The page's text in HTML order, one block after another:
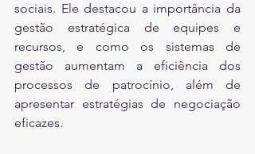
sociais. Ele destacou a importância da
gestão estratégica de equipes e
recursos, e como os sistemas de
gestão aumentam a eficiência dos
processos de patrocínio, além de
apresentar estratégias de negociação
eficazes.